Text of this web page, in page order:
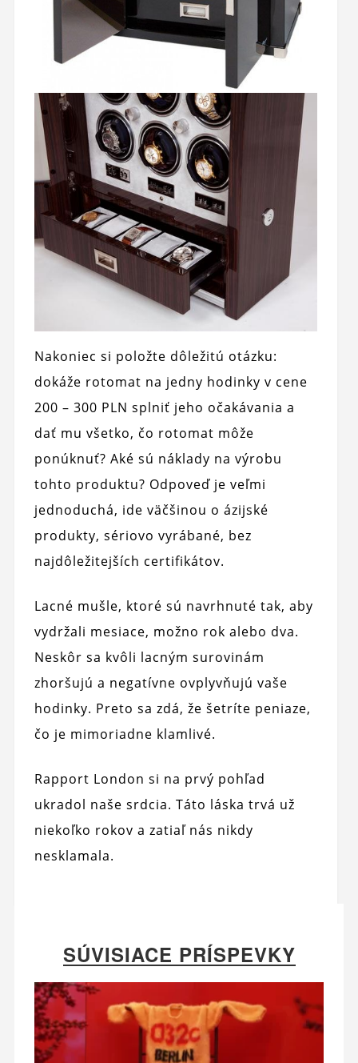
Nakoniec si položte dôležitú otázku:
dokáže rotomat na jedny hodinky v cene
200 – 300 PLN splniť jeho očakávania a
dať mu všetko, čo rotomat môže
ponúknuť? Aké sú náklady na výrobu
tohto produktu? Odpoveď je veľmi
jednoduchá, ide väčšinou o ázijské
produkty, sériovo vyrábané, bez
najdôležitejších certifikátov.
Lacné mušle, ktoré sú navrhnuté tak, aby
vydržali mesiace, možno rok alebo dva.
Neskôr sa kvôli lacným surovinám
zhoršujú a negatívne ovplyvňujú vaše
hodinky. Preto sa zdá, že šetríte peniaze,
čo je mimoriadne klamlivé.
Rapport London si na prvý pohľad
ukradol naše srdcia. Táto láska trvá už
niekoľko rokov a zatiaľ nás nikdy
nesklamala.
SÚVISIACE PRÍSPEVKY